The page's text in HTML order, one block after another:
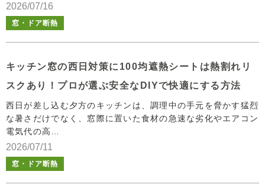
2026/07/16
窓・ドア断熱
2026/07/11
窓・ドア断熱
キッチン窓の西日対策に100均遮熱シートは熱割れリ
スクあり！プロが選ぶ安全なDIYで快適にする方法
西日が差し込む夕方のキッチンは、調理中の手元を脅かす猛烈
な暑さだけでなく、窓際に置いた食材の急速な劣化やエアコン
電気代の高…